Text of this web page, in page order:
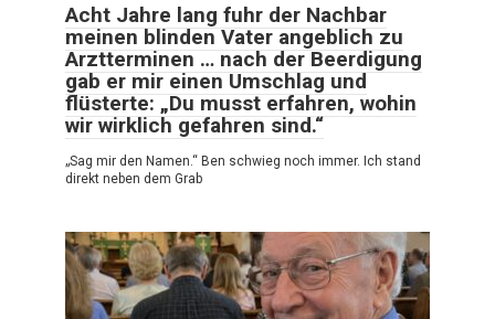
Acht Jahre lang fuhr der Nachbar
meinen blinden Vater angeblich zu
Arztterminen … nach der Beerdigung
gab er mir einen Umschlag und
flüsterte: „Du musst erfahren, wohin
wir wirklich gefahren sind.“
„Sag mir den Namen.“ Ben schwieg noch immer. Ich stand
direkt neben dem Grab